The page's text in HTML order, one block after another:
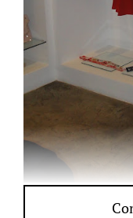
Linda essa saia